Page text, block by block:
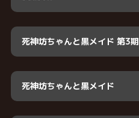
死神坊ちゃんと黒メイド 第3期
死神坊ちゃんと黒メイド